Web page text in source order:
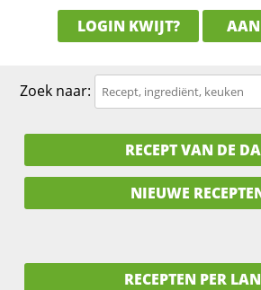
LOGIN KWIJT?
Zoek naar:
RECEPT VAN DE
NIEUWE
RECEPTEN PER